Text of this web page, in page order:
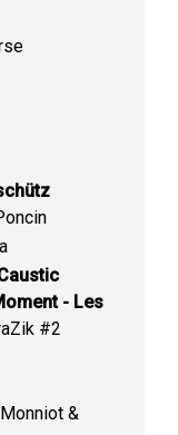
- Les
#2
&